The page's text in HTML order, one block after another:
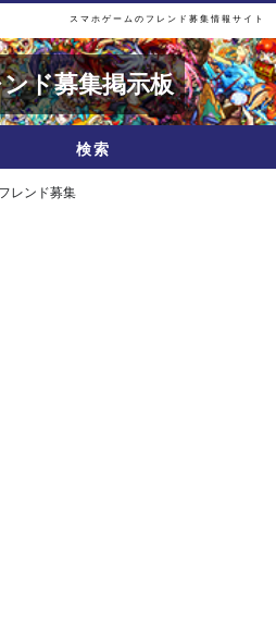
スマホゲームのフレンド募集情報サイト
ド募集掲示板
検索
レンド募集